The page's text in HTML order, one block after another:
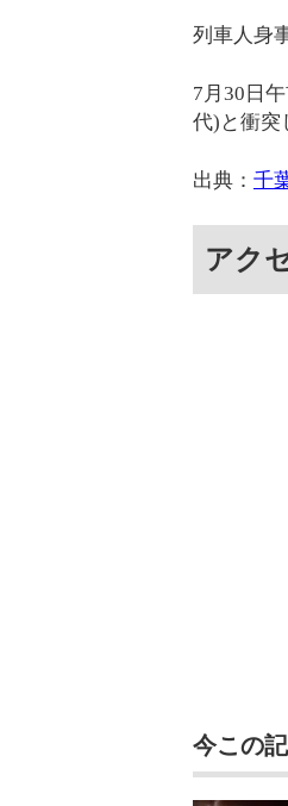
列車人身
7月30日
代)と衝突
出典： 千
アク
今この